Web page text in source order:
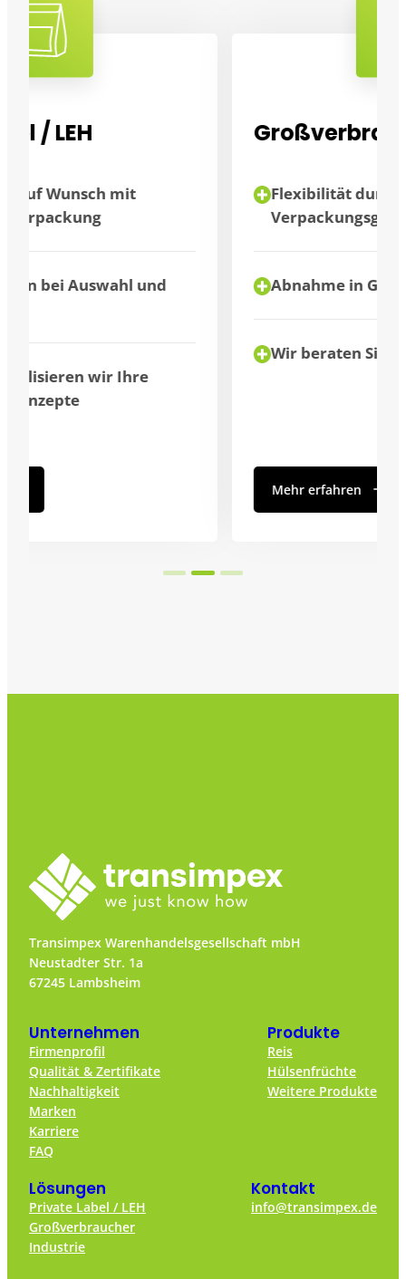
Großverbraucher
Flexibilität durch unterschiedliche
Verpackungsgrößen
Abnahme in Großmengen möglich
Wir beraten Sie individuell
Transimpex Warenhandelsgesellschaft mbH
Neustadter Str. 1a
67245 Lambsheim
Unternehmen
Firmenprofil
Qualität & Zertifikate
Nachhaltigkeit
Marken
Karriere
FAQ
Produkte
Reis
Hülsenfrüchte
Weitere Produkte
Lösungen
Private Label / LEH
Großverbraucher
Industrie
Kontakt
info@transimpex.de